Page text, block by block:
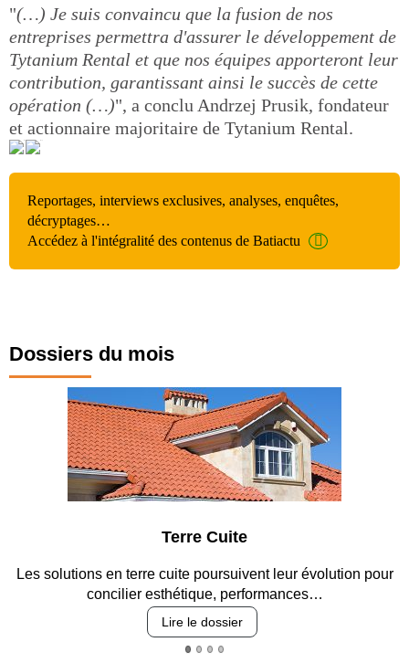
"(…) Je suis convaincu que la fusion de nos
entreprises permettra d'assurer le développement de
Tytanium Rental et que nos équipes apporteront leur
contribution, garantissant ainsi le succès de cette
opération (…)", a conclu Andrzej Prusik, fondateur
et actionnaire majoritaire de Tytanium Rental.
Reportages, interviews exclusives, analyses, enquêtes,
décryptages…
Accédez à l'intégralité des contenus de Batiactu
Dossiers du mois
évolution pour
Entre circulation, sécurisation des
revêtements et intégration…